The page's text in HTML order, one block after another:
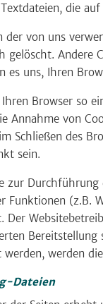
die
der von uns
gelöscht. Andere
es uns, Ihren
Browser so
Annahme von
Schließen des
sein.
zur
Funktionen (z.B.
Der
Bereitstellung
werden, werden
Dateien